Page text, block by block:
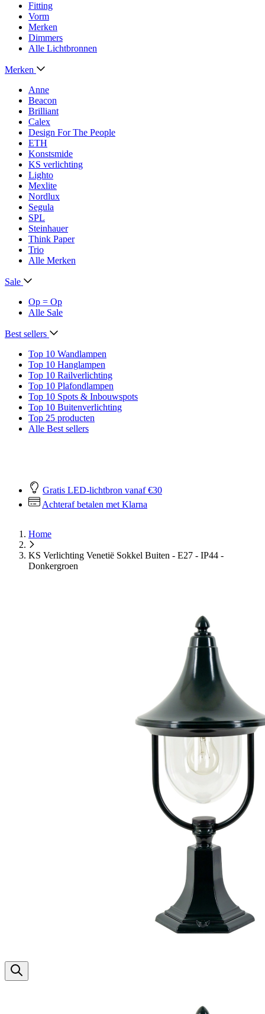
Fitting
Vorm
Merken
Dimmers
Alle Lichtbronnen
Merken
Anne
Beacon
Brilliant
Calex
Design For The People
ETH
Konstsmide
KS verlichting
Lighto
Mexlite
Nordlux
Segula
SPL
Steinhauer
Think Paper
Trio
Alle Merken
Sale
Op = Op
Alle Sale
Best sellers
Top 10 Wandlampen
Top 10 Hanglampen
Top 10 Railverlichting
Top 10 Plafondlampen
Top 10 Spots & Inbouwspots
Top 10 Buitenverlichting
Top 25 producten
Alle Best sellers
Gratis LED-lichtbron vanaf €30
Achteraf betalen met Klarna
Home
KS Verlichting Venetië Sokkel Buiten - E27 - IP44 -
Donkergroen